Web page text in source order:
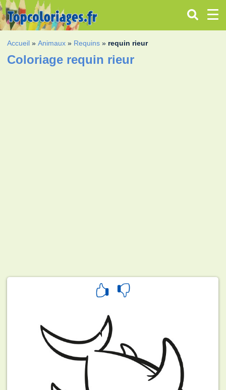
Accueil »Animaux » Requins » requin rieur
Coloriage requin rieur